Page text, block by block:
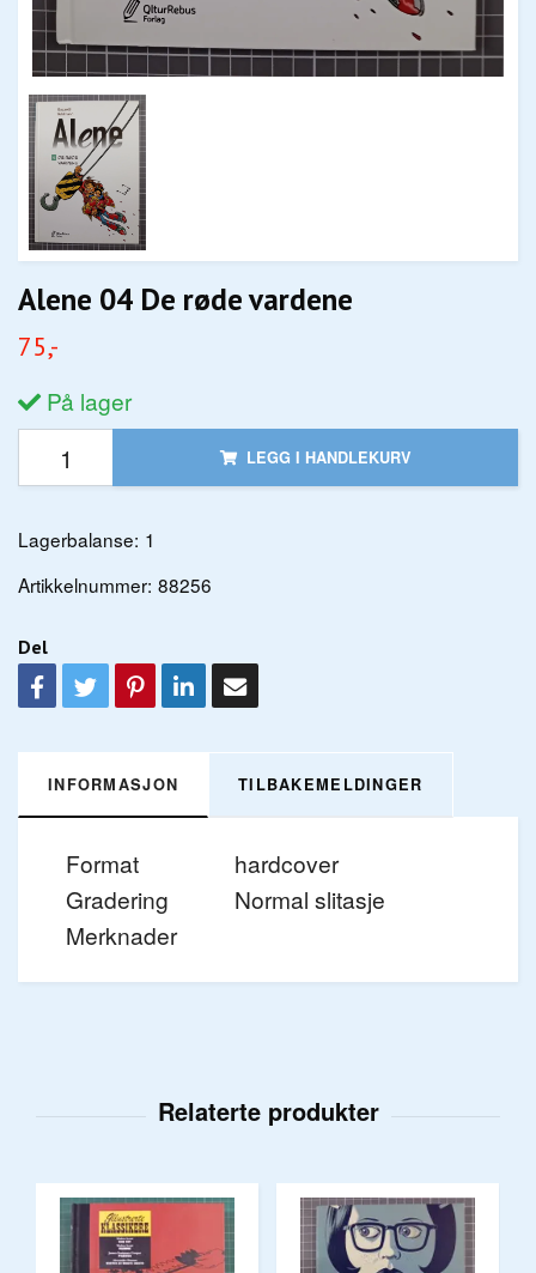
Alene 04 De røde vardene
75,-
På lager
LEGG I HANDLEKURV
Lagerbalanse: 1
Artikkelnummer: 88256
Del
INFORMASJON TILBAKEMELDINGER
Format
hardcover
Gradering
Normal slitasje
Merknader